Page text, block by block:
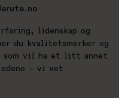
lidenskap og
du kvalitetsmerker og
som vil ha et litt annet
– vi vet